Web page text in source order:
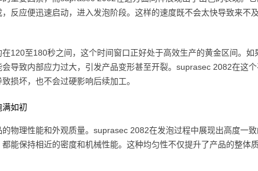
反应便迅速启动，进入发泡阶段。这样的速度既不会太快导致来不
120至180秒之间，这个时间窗口正好处于高效生产的黄金区间。
导致内部应力过大，引发产品变形甚至开裂。suprasec 2082在这
损坏，也不会过硬影响后续加工。
满如初
物理性能和外观质量。suprasec 2082在发泡过程中展现出高度一
能保持相近的密度和机械性能。这种均匀性不仅提升了产品的整体